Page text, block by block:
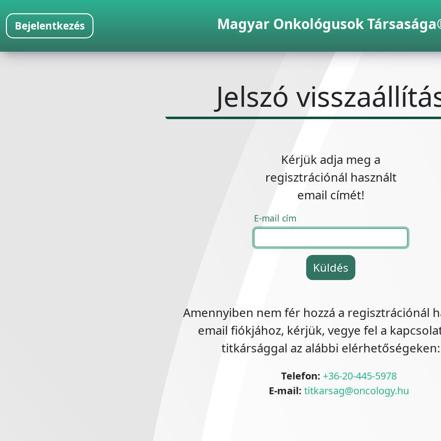
Bejelentkezés Magyar Onkológusok
Jelszó
Kérjük adja meg a
regisztrációnál használt
email címét!
E-mail cím
Küldés
Amennyiben nem fér hozzá a regisztrációnál
email fiókjához, kérjük, vegye fel a
titkársággal az alábbi elérhetőségeken:
Telefon: +36-20-445-5978
E-mail: titkarsag@oncology.hu